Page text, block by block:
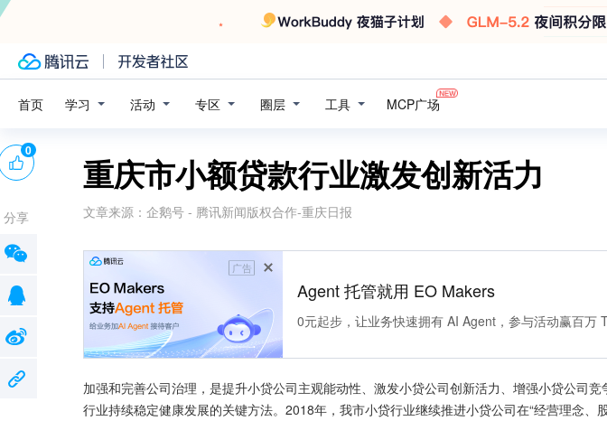
首页 学习 活动 专区 圈层 工具 MCP广场
重庆市小额贷款行业激发创新活力
文章来源： 企鹅号 - 腾讯新闻版权合作-重庆日报
广告
Agent 托管就用 EO Makers
0元起步，让业务快速拥有 AI Agent，参与活动赢百万
加强和完善公司治理，是提升小贷公司主观能动性、激发小贷公司创新活力、增强小贷公司
行业持续稳定健康发展的关键方法。2018年，我市小贷行业继续推进小贷公司在“经营理念、
0
分享